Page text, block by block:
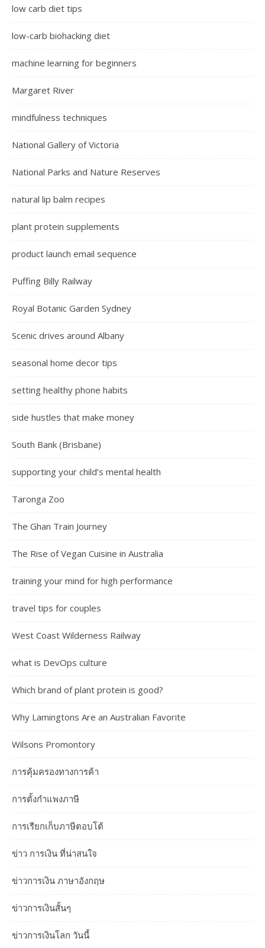
low carb diet tips
low-carb biohacking diet
machine learning for beginners
Margaret River
mindfulness techniques
National Gallery of Victoria
National Parks and Nature Reserves
natural lip balm recipes
plant protein supplements
product launch email sequence
Puffing Billy Railway
Royal Botanic Garden Sydney
Scenic drives around Albany
seasonal home decor tips
setting healthy phone habits
side hustles that make money
South Bank (Brisbane)
supporting your child’s mental health
Taronga Zoo
The Ghan Train Journey
The Rise of Vegan Cuisine in Australia
training your mind for high performance
travel tips for couples
West Coast Wilderness Railway
what is DevOps culture
Which brand of plant protein is good?
Why Lamingtons Are an Australian Favorite
Wilsons Promontory
การคุ้มครองทางการค้า
การตั้งกำแพงภาษี
การเรียกเก็บภาษีตอบโต้
ข่าว การเงิน ที่น่าสนใจ
ข่าวการเงิน ภาษาอังกฤษ
ข่าวการเงินสั้นๆ
ข่าวการเงินโลก วันนี้